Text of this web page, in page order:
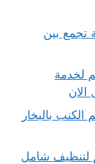
بالرياض..بخبرة 15سنة تجمع بين
بـ34% خصم لخدمة
بالبخار
بالخرج ب33% خصم لتنظيف شامل